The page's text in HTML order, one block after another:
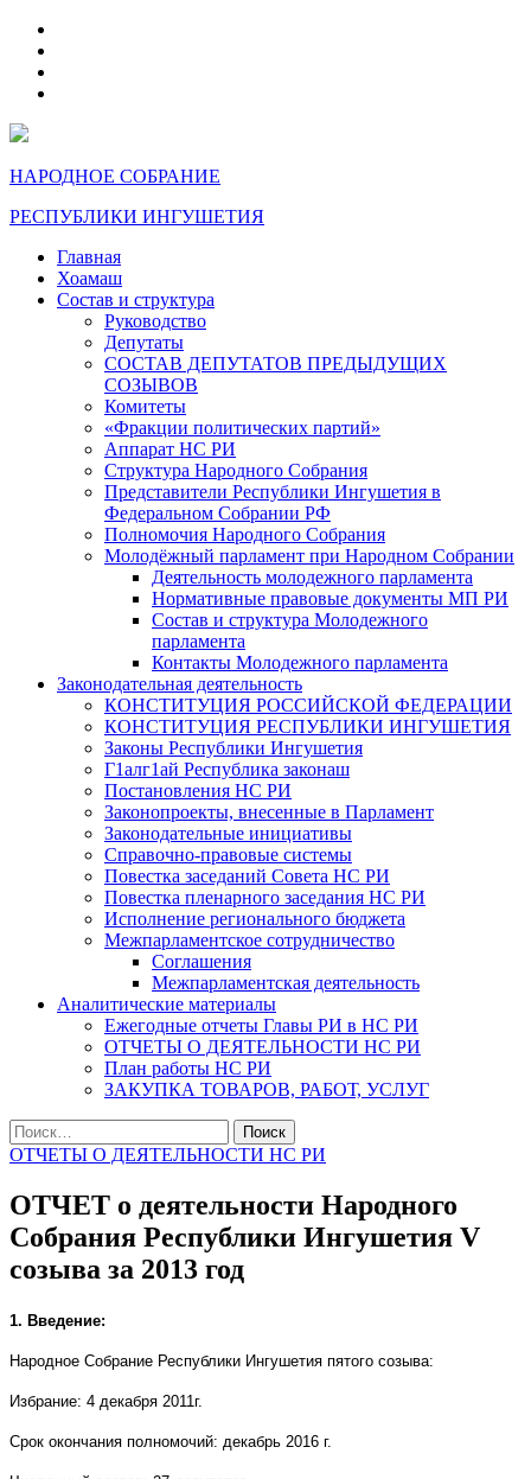
НАРОДНОЕ СОБРАНИЕ
РЕСПУБЛИКИ ИНГУШЕТИЯ
Главная
Хоамаш
Состав и структура
Руководство
Депутаты
СОСТАВ ДЕПУТАТОВ ПРЕДЫДУЩИХ
СОЗЫВОВ
Комитеты
«Фракции политических партий»
Аппарат НС РИ
Структура Народного Собрания
Представители Республики Ингушетия в
Федеральном Собрании РФ
Полномочия Народного Собрания
Молодёжный парламент при Народном Собрании
Деятельность молодежного парламента
Нормативные правовые документы МП РИ
Состав и структура Молодежного
парламента
Контакты Молодежного парламента
Законодательная деятельность
КОНСТИТУЦИЯ РОССИЙСКОЙ ФЕДЕРАЦИИ
КОНСТИТУЦИЯ РЕСПУБЛИКИ ИНГУШЕТИЯ
Законы Республики Ингушетия
Г1алг1ай Республика законаш
Постановления НС РИ
Законопроекты, внесенные в Парламент
Законодательные инициативы
Справочно-правовые системы
Повестка заседаний Совета НС РИ
Повестка пленарного заседания НС РИ
Исполнение регионального бюджета
Межпарламентское сотрудничество
Соглашения
Межпарламентская деятельность
Аналитические материалы
Ежегодные отчеты Главы РИ в НС РИ
ОТЧЕТЫ О ДЕЯТЕЛЬНОСТИ НС РИ
План работы НС РИ
ЗАКУПКА ТОВАРОВ, РАБОТ, УСЛУГ
Найти:
ОТЧЕТЫ О ДЕЯТЕЛЬНОСТИ НС РИ
ОТЧЕТ о деятельности Народного
Собрания Республики Ингушетия V
созыва за 2013 год
1. Введение:
Народное Собрание Республики Ингушетия пятого созыва:
Избрание: 4 декабря 2011г.
Срок окончания полномочий: декабрь 2016 г.